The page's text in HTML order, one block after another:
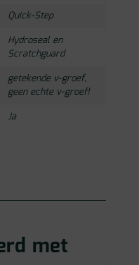
Quick-Step
Hydroseal en
Scratchguard
getekende v-groef,
geen echte v-groef!
Ja
met